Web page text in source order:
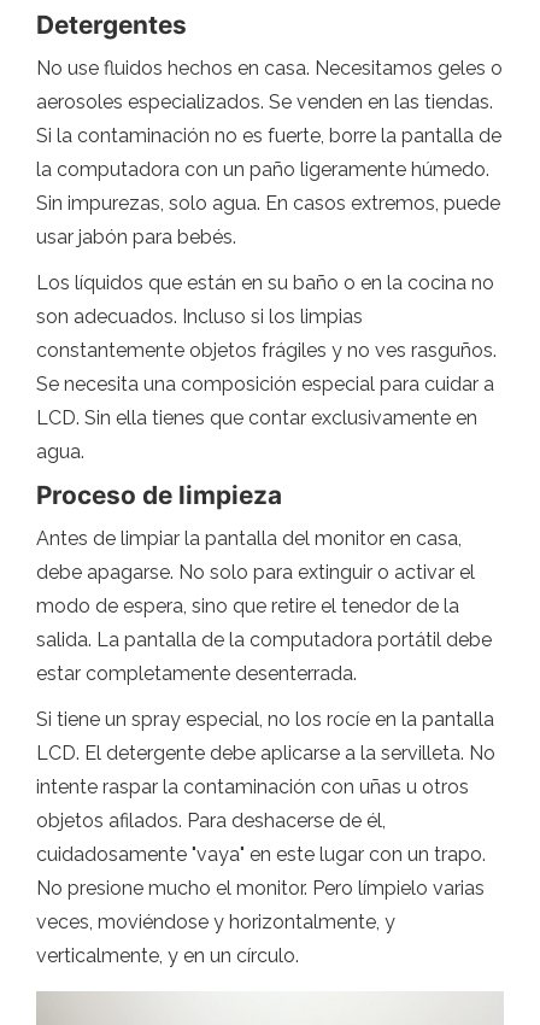
Detergentes
No use fluidos hechos en casa. Necesitamos geles o
aerosoles especializados. Se venden en las tiendas.
Si la contaminación no es fuerte, borre la pantalla de
la computadora con un paño ligeramente húmedo.
Sin impurezas, solo agua. En casos extremos, puede
usar jabón para bebés.
Los líquidos que están en su baño o en la cocina no
son adecuados. Incluso si los limpias
constantemente objetos frágiles y no ves rasguños.
Se necesita una composición especial para cuidar a
LCD. Sin ella tienes que contar exclusivamente en
agua.
Proceso de limpieza
Antes de limpiar la pantalla del monitor en casa,
debe apagarse. No solo para extinguir o activar el
modo de espera, sino que retire el tenedor de la
salida. La pantalla de la computadora portátil debe
estar completamente desenterrada.
Si tiene un spray especial, no los rocíe en la pantalla
LCD. El detergente debe aplicarse a la servilleta. No
intente raspar la contaminación con uñas u otros
objetos afilados. Para deshacerse de él,
cuidadosamente "vaya" en este lugar con un trapo.
No presione mucho el monitor. Pero límpielo varias
veces, moviéndose y horizontalmente, y
verticalmente, y en un círculo.